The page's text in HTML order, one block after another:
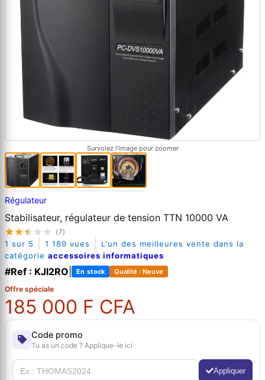
Survolez l'image pour zoomer
Régulateur
Stabilisateur, régulateur de tension TTN 10000 VA
(7)
1 sur 5 1 189 vues
L'un des meilleures vente dans la
catégorie accessoires informatiques
#Ref : KJI2RO En stock Qualité : Neuve
Offre spéciale
185 000 F CFA
Code promo
Tu as un code ? Applique-le ici
Appliquer